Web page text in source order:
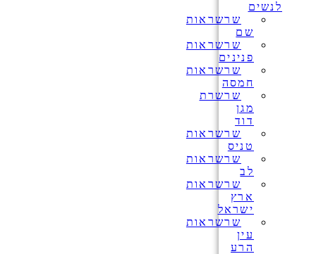
לנשים
שרשראות
שם
שרשראות
פנינים
שרשראות
חמסה
שרשרת
מגן
דוד
שרשראות
טניס
שרשראות
לב
שרשראות
ארץ
ישראל
שרשראות
עין
הרע